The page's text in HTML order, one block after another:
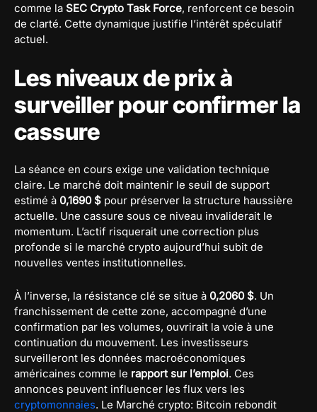
comme la SEC Crypto Task Force, renforcent ce besoin
de clarté. Cette dynamique justifie l’intérêt spéculatif
actuel.
Les niveaux de prix à
surveiller pour confirmer la
cassure
La séance en cours exige une validation technique
claire. Le marché doit maintenir le seuil de support
estimé à 0,1690 $ pour préserver la structure haussière
actuelle. Une cassure sous ce niveau invaliderait le
momentum. L’actif risquerait une correction plus
profonde si le marché crypto aujourd’hui subit de
nouvelles ventes institutionnelles.
À l’inverse, la résistance clé se situe à 0,2060 $. Un
franchissement de cette zone, accompagné d’une
confirmation par les volumes, ouvrirait la voie à une
continuation du mouvement. Les investisseurs
surveilleront les données macroéconomiques
américaines comme le rapport sur l’emploi. Ces
annonces peuvent influencer les flux vers les
cryptomonnaies. Le Marché crypto: Bitcoin rebondit